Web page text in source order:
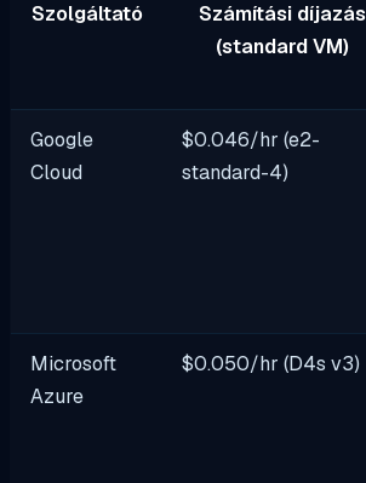
Szolgáltató
Számítási díjazás
(standard VM)
Google
Cloud
$0.046/hr (e2-
standard-4)
Microsoft
Azure
$0.050/hr (D4s v3)